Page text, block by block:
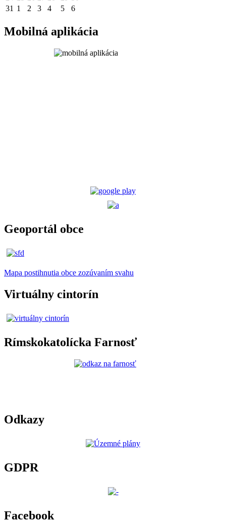
31 1 2 3 4 5 6
Mobilná aplikácia
Geoportál obce
Mapa postihnutia obce zozúvaním svahu
Virtuálny cintorín
Rímskokatolícka Farnosť
Odkazy
GDPR
Facebook